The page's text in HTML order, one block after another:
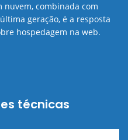
combinada com
geração, é a resposta
hospedagem na web.
técnicas